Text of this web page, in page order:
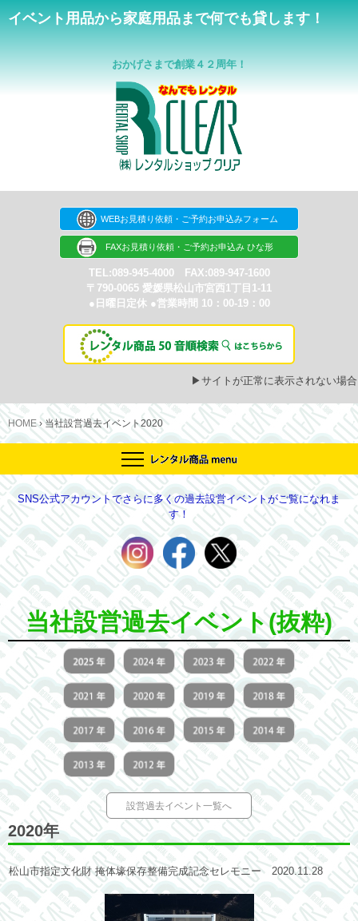
イベント用品から家庭用品まで何でも貸します！
おかげさまで創業４２周年！
WEBお見積り依頼・ご予約お申込みフォーム
FAXお見積り依頼・ご予約お申込み ひな形
TEL:089-945-4000 FAX:089-947-1600
〒790-0065 愛媛県松山市宮西1丁目1-11
●日曜日定休 ●営業時間 10：00-19：00
▶サイトが正常に表示されない場合
HOME › 当社設営過去イベント2020
SNS公式アカウントでさらに多くの過去設営イベントがご覧になれま
す！
当社設営過去イベント(抜粋)
設営過去イベント一覧へ
2020年
松山市指定文化財 掩体壕保存整備完成記念セレモニー 2020.11.28